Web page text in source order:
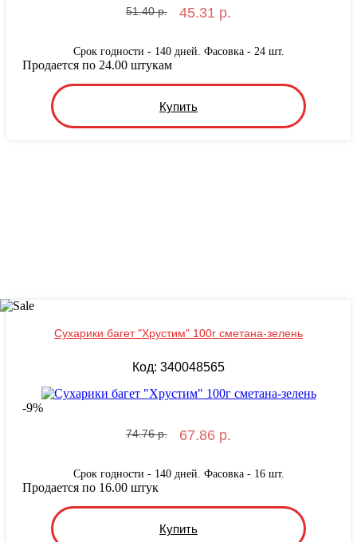
51.40 р. 45.31 р.
Срок годности - 140 дней. Фасовка - 24 шт.
Купить
Продается по 24.00 штукам
Сухарики багет "Хрустим" 100г сметана-зелень
Код: 340048565
-9%
74.76 р. 67.86 р.
Срок годности - 140 дней. Фасовка - 16 шт.
Купить
Продается по 16.00 штук